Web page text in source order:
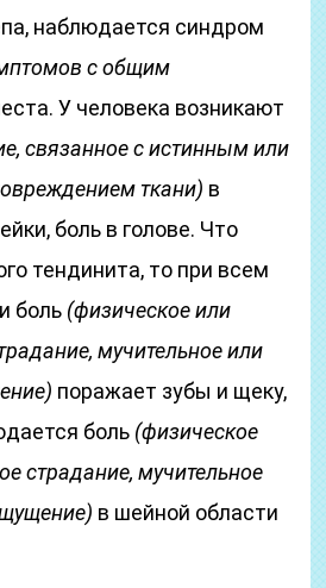
наблюдается синдром
с общим
У человека возникают
связанное с истинным или
ткани) в
боль в голове. Что
тендинита, то при всем
боль (физическое или
мучительное или
поражает зубы и щеку,
боль (физическое
страдание, мучительное
в шейной области